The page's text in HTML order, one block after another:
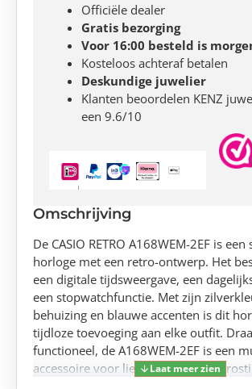
Officiële dealer
Gratis bezorging
Voor 16:00 besteld is
Kosteloos achteraf betalen
Deskundige juwelier
Klanten beoordelen KENZ
een 9.6/10
Omschrijving
De CASIO RETRO A168WEM-2EF is
horloge met een retro-ontwerp. Het
een digitale tijdsweergave, een
een stopwatchfunctie. Met zijn
behuizing en blauwe accenten is dit
tijdloze toevoeging aan elke outfit.
functioneel, de A168WEM-2EF is een
accessoire voor liefhebbers van